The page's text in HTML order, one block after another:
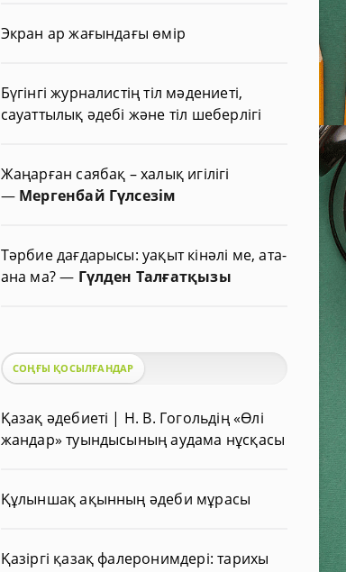
Экран ар жағындағы өмір
Бүгінгі журналистің тіл мәдениеті,
сауаттылық әдебі және тіл шеберлігі
Жаңарған саябақ – халық игілігі
— Мергенбай Гүлсезім
Тәрбие дағдарысы: уақыт кінәлі ме, ата-
ана ма?— Гүлден Талғатқызы
СОҢҒЫ ҚОСЫЛҒАНДАР
Қазақ әдебиеті | Н. В. Гогольдің «Өлі
жандар» туындысының аудама нұсқасы
Құлыншақ ақынның әдеби мұрасы
Қазіргі қазақ фалеронимдері: тарихы